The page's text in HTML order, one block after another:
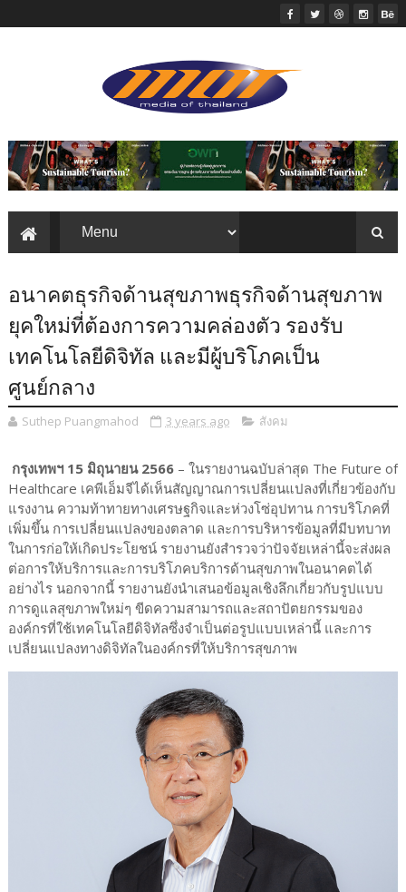
อนาคตธุรกิจด้านสุขภาพธุรกิจด้านสุขภาพ
ยุคใหม่ที่ต้องการความคล่องตัว รองรับ
เทคโนโลยีดิจิทัล และมีผู้บริโภคเป็น
ศูนย์กลาง
Suthep Puangmahod 3 years ago สังคม
​​​​​​​กรุงเทพฯ 15 มิถุนายน 2566 – ในรายงานฉบับล่าสุด The Future of
Healthcare เคพีเอ็มจีได้เห็นสัญญาณการเปลี่ยนแปลงที่เกี่ยวข้องกับ
แรงงาน ความท้าทายทางเศรษฐกิจและห่วงโซ่อุปทาน การบริโภคที่
เพิ่มขึ้น การเปลี่ยนแปลงของตลาด และการบริหารข้อมูลที่มีบทบาท
ในการก่อให้เกิดประโยชน์ รายงานยังสำรวจว่าปัจจัยเหล่านี้จะส่งผล
ต่อการให้บริการและการบริโภคบริการด้านสุขภาพในอนาคตได้
อย่างไร นอกจากนี้ รายงานยังนำเสนอข้อมูลเชิงลึกเกี่ยวกับรูปแบบ
การดูแลสุขภาพใหม่ๆ ขีดความสามารถและสถาปัตยกรรมของ
องค์กรที่ใช้เทคโนโลยีดิจิทัลซึ่งจำเป็นต่อรูปแบบเหล่านี้ และการ
เปลี่ยนแปลงทางดิจิทัลในองค์กรที่ให้บริการสุขภาพ